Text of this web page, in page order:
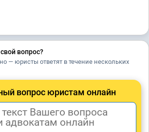
вопрос?
— юристы ответят в течение нескольких
вопрос юристам онлайн